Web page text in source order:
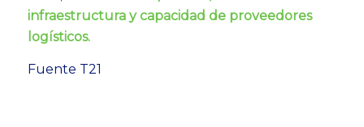
infraestructura y capacidad de proveedores
logísticos.
Fuente T21